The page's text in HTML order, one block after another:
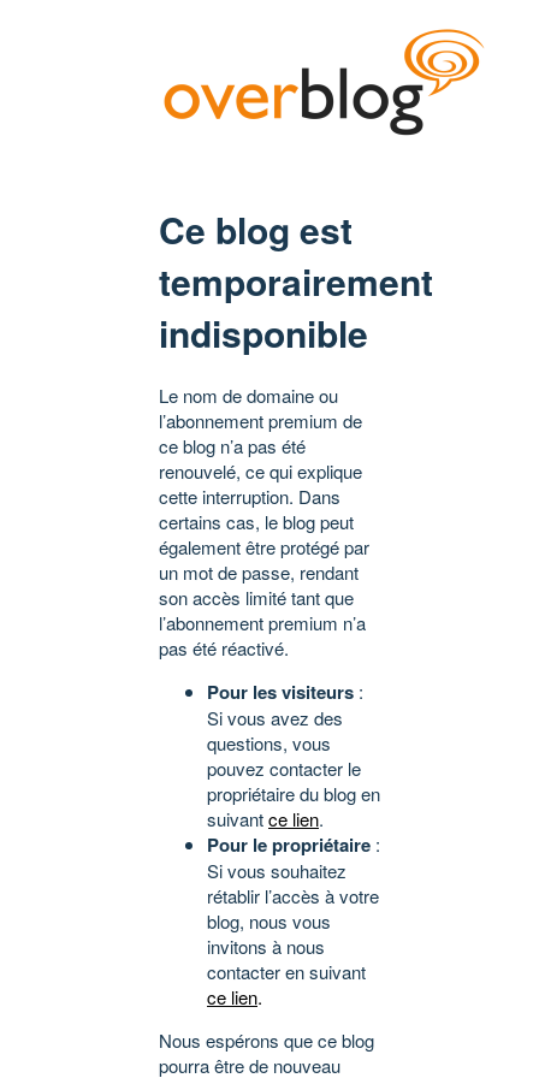
Ce blog est
temporairement
indisponible
Le nom de domaine ou
l’abonnement premium de
ce blog n’a pas été
renouvelé, ce qui explique
cette interruption. Dans
certains cas, le blog peut
également être protégé par
un mot de passe, rendant
son accès limité tant que
l’abonnement premium n’a
pas été réactivé.
Pour les visiteurs :
Si vous avez des
questions, vous
pouvez contacter le
propriétaire du blog en
suivantce lien.
Pour le propriétaire :
Si vous souhaitez
rétablir l’accès à votre
blog, nous vous
invitons à nous
contacter en suivant
ce lien.
Nous espérons que ce blog
pourra être de nouveau